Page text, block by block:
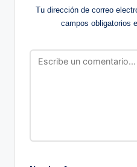
Tu dirección de correo
campos obligatorios